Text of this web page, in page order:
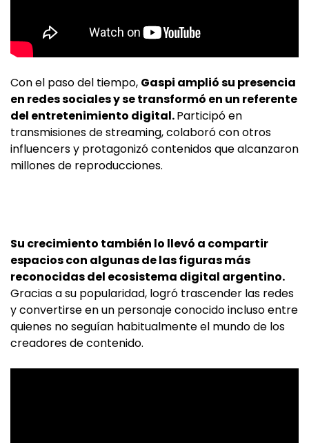
Con el paso del tiempo, Gaspi amplió su presencia
en redes sociales y se transformó en un referente
del entretenimiento digital.Participó en
transmisiones de streaming, colaboró con otros
influencers y protagonizó contenidos que alcanzaron
millones de reproducciones.
Su crecimiento también lo llevó a compartir
espacios con algunas de las figuras más
reconocidas del ecosistema digital argentino.
Gracias a su popularidad, logró trascender las redes
y convertirse en un personaje conocido incluso entre
quienes no seguían habitualmente el mundo de los
creadores de contenido.